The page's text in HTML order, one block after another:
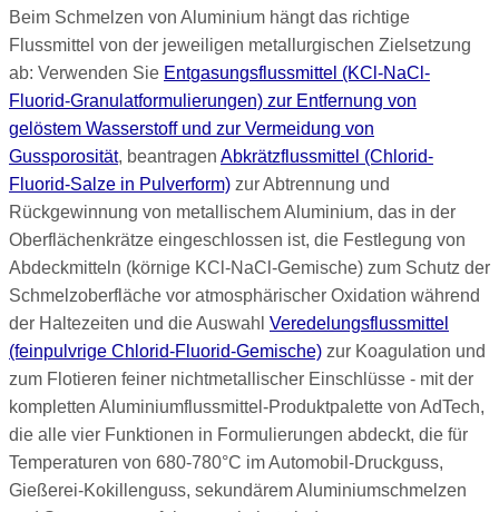
Beim Schmelzen von Aluminium hängt das richtige
Flussmittel von der jeweiligen metallurgischen Zielsetzung
ab: Verwenden Sie Entgasungsflussmittel (KCl-NaCl-
Fluorid-Granulatformulierungen) zur Entfernung von
gelöstem Wasserstoff und zur Vermeidung von
Gussporosität, beantragen Abkrätzflussmittel (Chlorid-
Fluorid-Salze in Pulverform) zur Abtrennung und
Rückgewinnung von metallischem Aluminium, das in der
Oberflächenkrätze eingeschlossen ist, die Festlegung von
Abdeckmitteln (körnige KCl-NaCl-Gemische) zum Schutz der
Schmelzoberfläche vor atmosphärischer Oxidation während
der Haltezeiten und die Auswahl Veredelungsflussmittel
(feinpulvrige Chlorid-Fluorid-Gemische) zur Koagulation und
zum Flotieren feiner nichtmetallischer Einschlüsse - mit der
kompletten Aluminiumflussmittel-Produktpalette von AdTech,
die alle vier Funktionen in Formulierungen abdeckt, die für
Temperaturen von 680-780°C im Automobil-Druckguss,
Gießerei-Kokillenguss, sekundärem Aluminiumschmelzen